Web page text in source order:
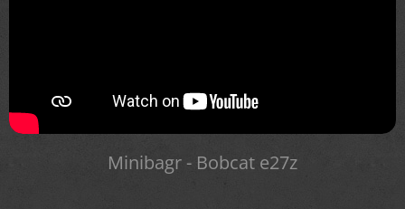
Minibagr - Bobcat e27z